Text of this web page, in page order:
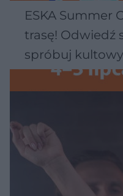
ESKA Summer
trasę! Odwiedź
spróbuj
Wawelu